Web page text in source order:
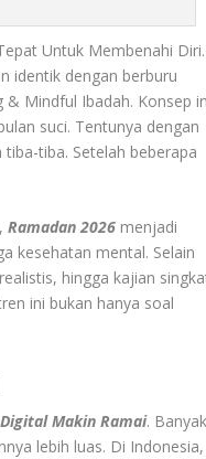
Untuk Membenahi Diri.
identik dengan berburu
Mindful Ibadah. Konsep
suci. Tentunya dengan
tiba. Setelah beberapa
Ramadan 2026 menjadi
kesehatan mental. Selain
hingga kajian
ini bukan hanya soal
Makin Ramai.
lebih luas. Di Indonesia,